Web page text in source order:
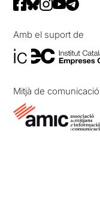
Amb el suport de
Mitjà de